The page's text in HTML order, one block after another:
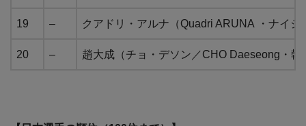
19 – クアドリ・アルナ（Quadri ARUNA ・ナイジ
20 – 趙大成（チョ・デソン／CHO Daeseong・韓